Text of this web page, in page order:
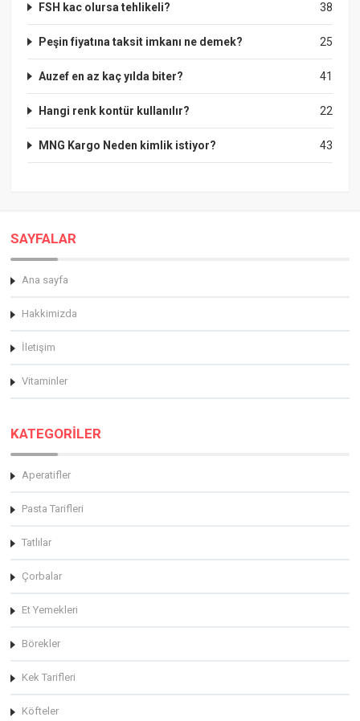
38
FSH kac olursa tehlikeli?
25
Peşin fiyatına taksit imkanı ne demek?
41
Auzef en az kaç yılda biter?
22
Hangi renk kontür kullanılır?
43
MNG Kargo Neden kimlik istiyor?
SAYFALAR
Ana sayfa
Hakkimizda
İletişim
Vitaminler
KATEGORİLER
Aperatifler
Pasta Tarifleri
Tatlılar
Çorbalar
Et Yemekleri
Börekler
Kek Tarifleri
Köfteler